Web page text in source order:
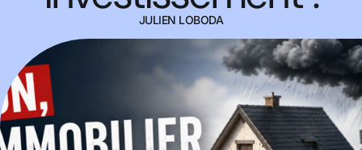
JULIEN LOBODA